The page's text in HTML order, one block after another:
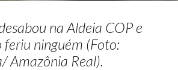
na Aldeia COP e
ninguém (Foto:
Amazônia Real).